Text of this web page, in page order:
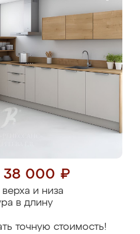
38 000 ₽
и низа
в длину
точную стоимость!